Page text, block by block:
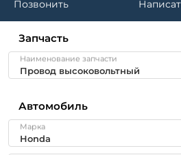
Позвонить
Запчасть
Наименование запчасти
Автомобиль
Марка